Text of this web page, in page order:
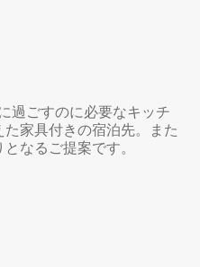
過ごすのに必要なキッチ
家具付きの宿泊先。また
なるご提案です。